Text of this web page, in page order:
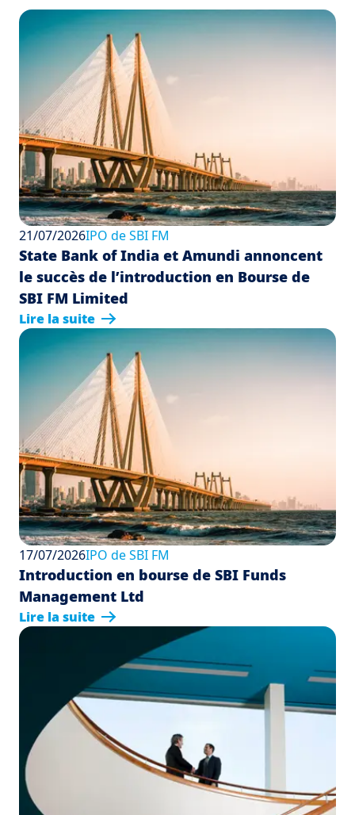
21/07/2026IPO de SBI FM
State Bank of India et Amundi annoncent
le succès de l’introduction en Bourse de
SBI FM Limited
Lire la suite
17/07/2026IPO de SBI FM
Introduction en bourse de SBI Funds
Management Ltd
Lire la suite